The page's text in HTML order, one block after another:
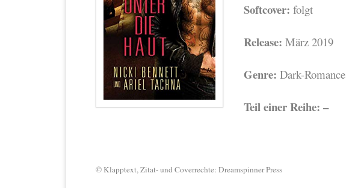
Softcover: folgt
Release: März 2019
Genre: Dark-Romance
Teil einer Reihe: –
© Klapptext, Zitat- und Coverrechte: Dreamspinner Press